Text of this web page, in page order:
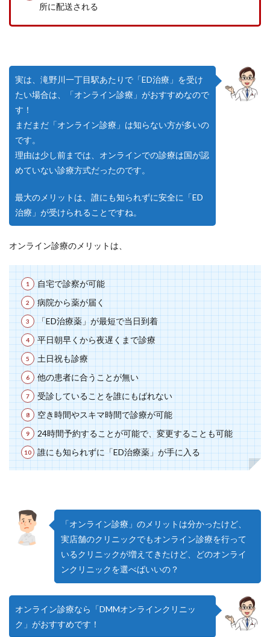
所に配送される
実は、滝野川一丁目駅あたりで「ED治療」を受け
たい場合は、「オンライン診療」がおすすめなので
す！
まだまだ「オンライン診療」は知らない方が多いの
です。
理由は少し前までは、オンラインでの診療は国が認
めていない診療方式だったのです。
最大のメリットは、誰にも知られずに安全に「ED
治療」が受けられることですね。
オンライン診療のメリットは、
自宅で診察が可能
病院から薬が届く
「ED治療薬」が最短で当日到着
平日朝早くから夜遅くまで診療
土日祝も診療
他の患者に合うことが無い
受診していることを誰にもばれない
空き時間やスキマ時間で診療が可能
24時間予約することが可能で、変更することも可能
誰にも知られずに「ED治療薬」が手に入る
「オンライン診療」のメリットは分かったけど、
実店舗のクリニックでもオンライン診療を行って
いるクリニックが増えてきたけど、どのオンライ
ンクリニックを選べばいいの？
オンライン診療なら「DMMオンラインクリニッ
ク」がおすすめです！